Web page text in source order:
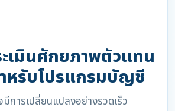
เมินศักยภาพตัวแทน
หรับโปรแกรมบัญชี
การเปลี่ยนแปลงอย่างรวดเร็ว